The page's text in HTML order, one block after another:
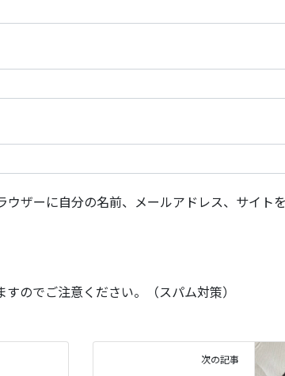
ザーに自分の名前、メールアドレス、サイトを
のでご注意ください。（スパム対策）
次の記事